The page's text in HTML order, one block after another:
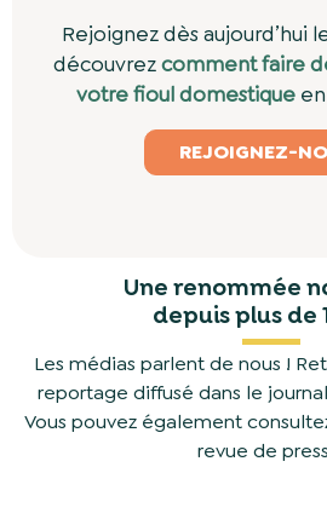
Rejoignez dès aujourd’hui
découvrezcomment faire
votre fioul domestique
REJOIGNEZ-
Une renommée
depuis plus de
Les médias parlent de nous !
reportage diffusé dans le
Vous pouvez également
revue de